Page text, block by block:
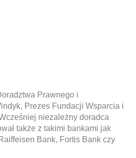
Prawnego i
Prezes Fundacji Wsparcia i
niezależny doradca
także z takimi bankami jak
Bank, Fortis Bank czy